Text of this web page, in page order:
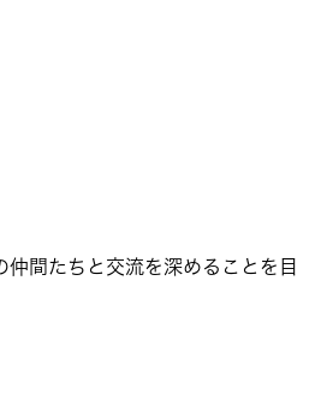
間たちと交流を深めることを目